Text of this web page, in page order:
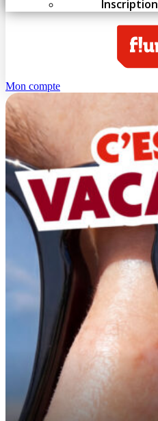
Inscription
Mon compte